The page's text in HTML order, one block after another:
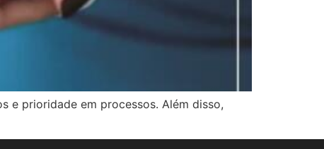
e prioridade em processos. Além disso,